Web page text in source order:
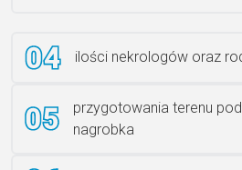
ilości nekrologów oraz
przygotowania terenu
nagrobka